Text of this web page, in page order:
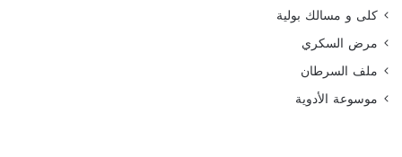
كلى و مسالك بولية
مرض السكري
ملف السرطان
موسوعة الأدوية